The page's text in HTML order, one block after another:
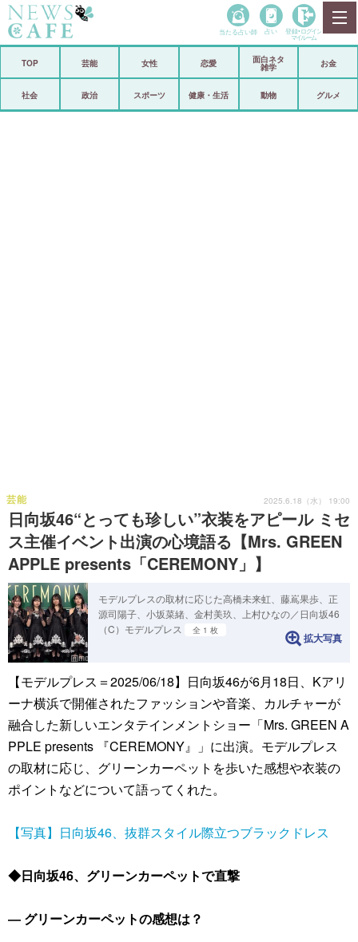
政治
当たる占い師 占い 登録• ログイン
マイルーム
TOP 芸能 女性 恋愛
面白ネタ
雑学
お金
社会 政治 スポーツ 健康・生活 動物 グルメ
日向坂46“とっても珍しい”衣装をアピール ミセ
ス主催イベント出演の心境語る【Mrs. GREEN
APPLE presents「CEREMONY」】
芸能 2025.6.18（水） 19:00
モデルプレスの取材に応じた高橋未来虹、藤嶌果歩、正
源司陽子、小坂菜緒、金村美玖、上村ひなの／日向坂46
（C）モデルプレス
全 1 枚
拡大写真
【モデルプレス＝2025/06/18】日向坂46が6月18日、Kアリ
ーナ横浜で開催されたファッションや音楽、カルチャーが
融合した新しいエンタテインメントショー「Mrs. GREEN A
PPLE presents 『CEREMONY』」に出演。モデルプレス
の取材に応じ、グリーンカーペットを歩いた感想や衣装の
ポイントなどについて語ってくれた。
【写真】日向坂46、抜群スタイル際立つブラックドレス
◆日向坂46、グリーンカーペットで直撃
― グリーンカーペットの感想は？